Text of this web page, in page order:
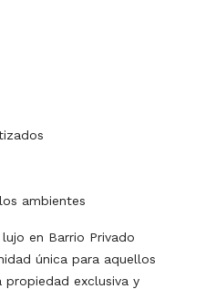
ambientes
en Barrio Privado
única para aquellos
propiedad exclusiva y